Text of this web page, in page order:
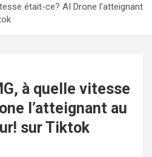
était-ce? AI Drone l’atteignant
à quelle vitesse
l’atteignant au
sur Tiktok